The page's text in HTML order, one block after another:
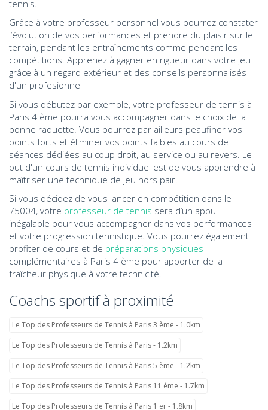
tennis.
Grâce à votre professeur personnel vous pourrez constater
l’évolution de vos performances et prendre du plaisir sur le
terrain, pendant les entraînements comme pendant les
compétitions. Apprenez à gagner en rigueur dans votre jeu
grâce à un regard extérieur et des conseils personnalisés
d'un profesionnel
Si vous débutez par exemple, votre professeur de tennis à
Paris 4 ème pourra vous accompagner dans le choix de la
bonne raquette. Vous pourrez par ailleurs peaufiner vos
points forts et éliminer vos points faibles au cours de
séances dédiées au coup droit, au service ou au revers. Le
but d'un cours de tennis individuel est de vous apprendre à
maîtriser une technique de jeu hors pair.
Si vous décidez de vous lancer en compétition dans le
75004, votre professeur de tennis sera d’un appui
inégalable pour vous accompagner dans vos performances
et votre progression tennistique. Vous pourrez également
profiter de cours et de préparations physiques
complémentaires à Paris 4 ème pour apporter de la
fraîcheur physique à votre technicité.
Coachs sportif à proximité
Le Top des Professeurs de Tennis à Paris 3 ème - 1.0km
Le Top des Professeurs de Tennis à Paris - 1.2km
Le Top des Professeurs de Tennis à Paris 5 ème - 1.2km
Le Top des Professeurs de Tennis à Paris 11 ème - 1.7km
Le Top des Professeurs de Tennis à Paris 1 er - 1.8km